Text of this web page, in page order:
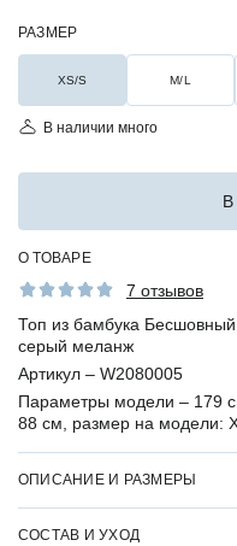
РАЗМЕР
XS/S M/L
В наличии много
О ТОВАРЕ
7 отзывов
Топ из бамбука
серый меланж
Артикул – W2080005
Параметры модели – 179
88 см, размер на модели:
ОПИСАНИЕ И РАЗМЕРЫ
СОСТАВ И УХОД